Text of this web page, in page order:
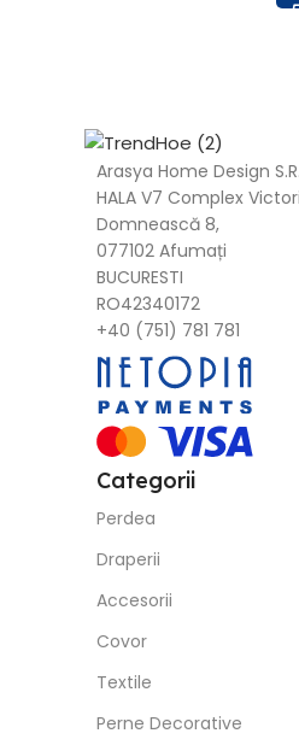
Arasya Home Design
HALA V7 Complex
Domnească 8,
077102 Afumați
BUCURESTI
RO42340172
+40 (751) 781 781
Categorii
Perdea
Draperii
Accesorii
Covor
Textile
Perne Decorative